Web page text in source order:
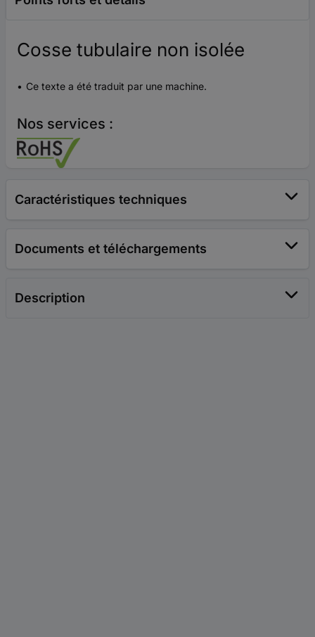
Cosse tubulaire non isolée
Ce texte a été traduit par une machine.
Nos services :
Caractéristiques techniques
Documents et téléchargements
Description